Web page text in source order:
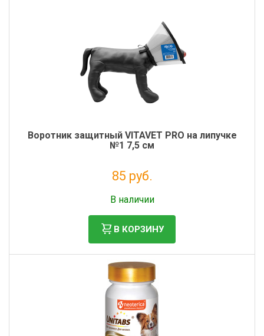
Воротник защитный VITAVET PRO на липучке
№1 7,5 см
85 руб.
В наличии
В КОРЗИНУ